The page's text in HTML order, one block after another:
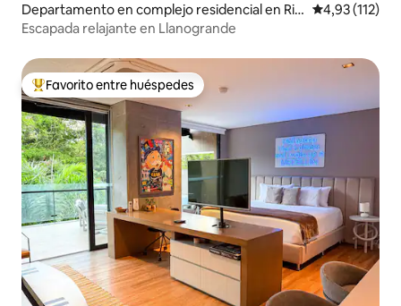
Departamento en complejo residencial en Rio
negro
Calificación
4,93 (112)
Escapada relajante en Llanogrande
Favorito entre los huéspedes más destacados
Favorito entre huéspedes